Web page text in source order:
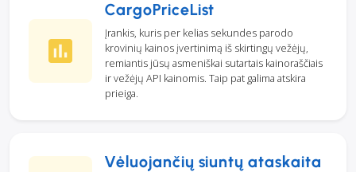
CargoPriceList
Įrankis, kuris per kelias sekundes parodo
krovinių kainos įvertinimą iš skirtingų vežėjų,
remiantis jūsų asmeniškai sutartais kainoraščiais
ir vežėjų API kainomis. Taip pat galima atskira
prieiga.
Vėluojančių siuntų ataskaita